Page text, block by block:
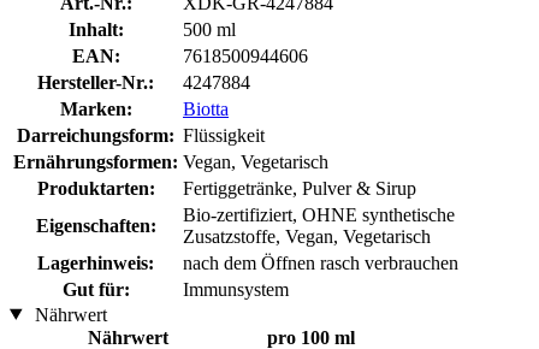
Inhalt:
500 ml
EAN:
7618500944606
Hersteller-Nr.:
4247884
Marken:
Biotta
Darreichungsform: Flüssigkeit
Ernährungsformen: Vegan, Vegetarisch
Produktarten:
Fertiggetränke, Pulver & Sirup
Eigenschaften:
Bio-zertifiziert, OHNE synthetische
Zusatzstoffe, Vegan, Vegetarisch
Lagerhinweis:
nach dem Öffnen rasch verbrauchen
Gut für:
Immunsystem
Nährwert
Nährwert
pro 100 ml